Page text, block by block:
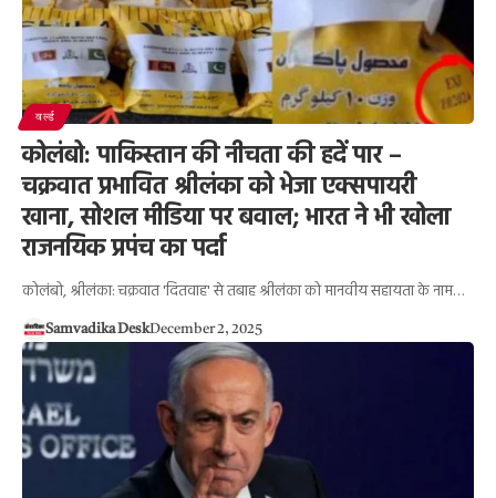
वर्ल्ड
कोलंबो: पाकिस्तान की नीचता की हदें पार –
चक्रवात प्रभावित श्रीलंका को भेजा एक्सपायरी
खाना, सोशल मीडिया पर बवाल; भारत ने भी खोला
राजनयिक प्रपंच का पर्दा
कोलंबो, श्रीलंका: चक्रवात 'दितवाह' से तबाह श्रीलंका को मानवीय सहायता के नाम…
Samvadika DeskDecember 2, 2025